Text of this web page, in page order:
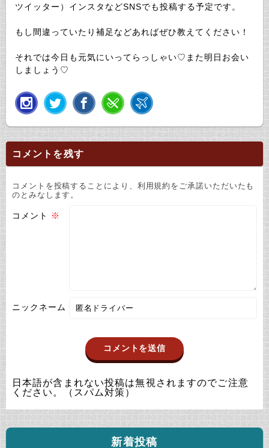
ツイッター）インスタなどSNSでも投稿する予定です。
もし間違っていたり補足などあればぜひ教えてください！
それでは今日も元気にいってらっしゃい♡また明日お会い
しましょう♡
コメントを残す
コメントを投稿することにより、利用規約をご承諾いただいたも
のとみなします。
コメント ※
ニックネーム
日本語が含まれない投稿は無視されますのでご注意
ください。（スパム対策）
新着投稿